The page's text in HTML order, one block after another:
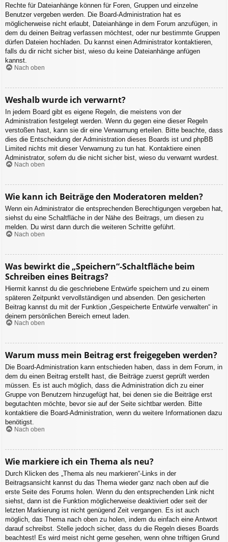
Rechte für Dateianhänge können für Foren, Gruppen und einzelne
Benutzer vergeben werden. Die Board-Administration hat es
möglicherweise nicht erlaubt, Dateianhänge in dem Forum anzufügen, in
dem du deinen Beitrag verfassen möchtest, oder nur bestimmte Gruppen
dürfen Dateien hochladen. Du kannst einen Administrator kontaktieren,
falls du dir nicht sicher bist, wieso du keine Dateianhänge anfügen
kannst.
Nach oben
Weshalb wurde ich verwarnt?
In jedem Board gibt es eigene Regeln, die meistens von der
Administration festgelegt werden. Wenn du gegen eine dieser Regeln
verstoßen hast, kann sie dir eine Verwarnung erteilen. Bitte beachte, dass
dies die Entscheidung der Administration dieses Boards ist und phpBB
Limited nichts mit dieser Verwarnung zu tun hat. Kontaktiere einen
Administrator, sofern du die nicht sicher bist, wieso du verwarnt wurdest.
Nach oben
Wie kann ich Beiträge den Moderatoren melden?
Wenn ein Administrator die entsprechenden Berechtigungen vergeben hat,
siehst du eine Schaltfläche in der Nähe des Beitrags, um diesen zu
melden. Du wirst dann durch die weiteren Schritte geführt.
Nach oben
Was bewirkt die „Speichern“-Schaltfläche beim
Schreiben eines Beitrags?
Hiermit kannst du die geschriebene Entwürfe speichern und zu einem
späteren Zeitpunkt vervollständigen und absenden. Den gesicherten
Beitrag kannst du mit der Funktion „Gespeicherte Entwürfe verwalten“ in
deinem persönlichen Bereich erneut laden.
Nach oben
Warum muss mein Beitrag erst freigegeben werden?
Die Board-Administration kann entschieden haben, dass in dem Forum, in
dem du einen Beitrag erstellt hast, die Beiträge zuerst geprüft werden
müssen. Es ist auch möglich, dass die Administration dich zu einer
Gruppe von Benutzern hinzugefügt hat, bei denen sie die Beiträge erst
begutachten möchte, bevor sie auf der Seite sichtbar werden. Bitte
kontaktiere die Board-Administration, wenn du weitere Informationen dazu
benötigst.
Nach oben
Wie markiere ich ein Thema als neu?
Durch Klicken des „Thema als neu markieren“-Links in der
Beitragsansicht kannst du das Thema wieder ganz nach oben auf die
erste Seite des Forums holen. Wenn du den entsprechenden Link nicht
siehst, dann ist die Funktion möglicherweise deaktiviert oder seit der
letzten Markierung ist nicht genügend Zeit vergangen. Es ist auch
möglich, das Thema nach oben zu holen, indem du einfach eine Antwort
darauf schreibst. Stelle jedoch sicher, dass du die Regeln dieses Boards
beachtest! Es wird meist nicht gerne gesehen, wenn ohne triftigen Grund